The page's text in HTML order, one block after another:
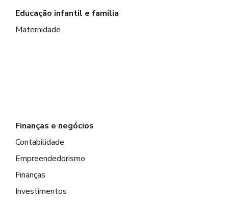
Educação infantil e família
Maternidade
Finanças e negócios
Contabilidade
Empreendedorismo
Finanças
Investimentos